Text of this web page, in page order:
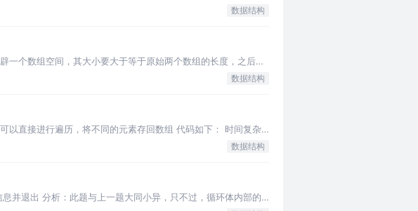
数据结构
一个数组空间，其大小要大于等于原始两个数组的长度，之后进
数据结构
以直接进行遍历，将不同的元素存回数组 代码如下： 时间复杂
数据结构
并退出 分析：此题与上一题大同小异，只不过，循环体内部的